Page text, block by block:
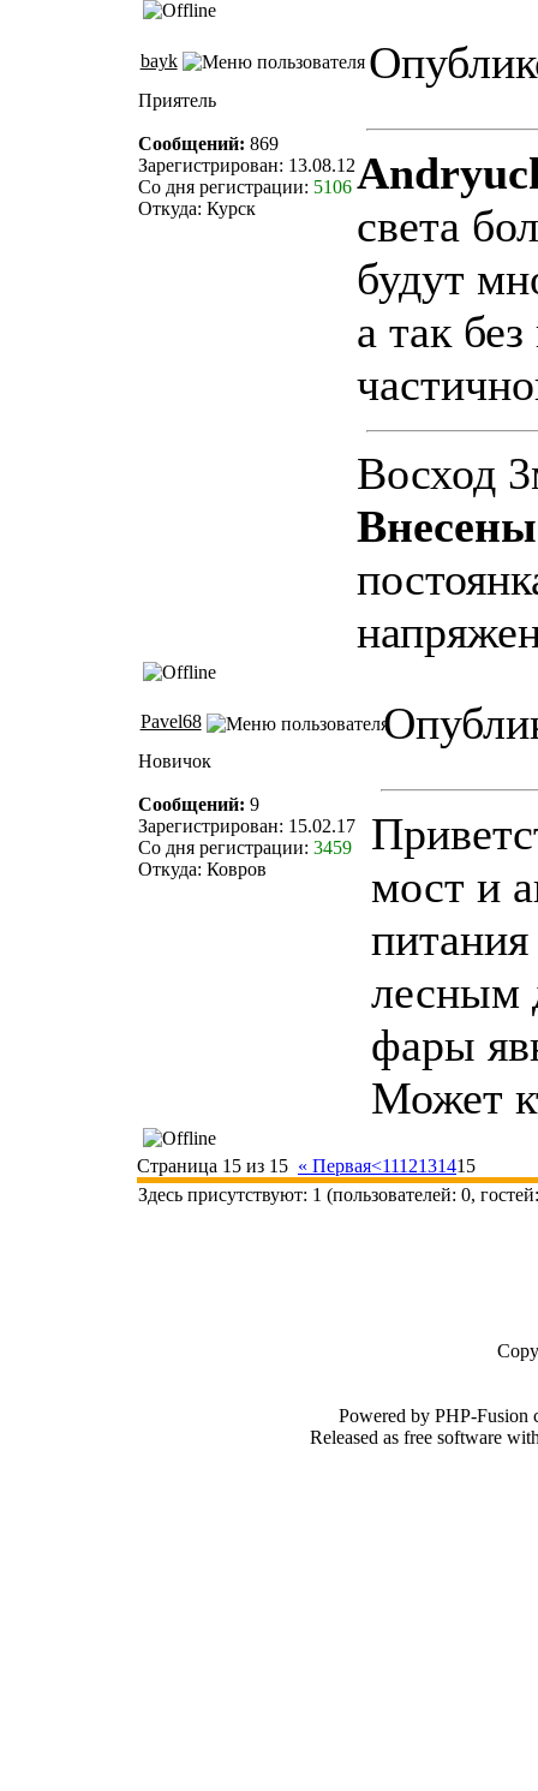
bayk
Приятель
Сообщений: 869
Зарегистрирован: 13.08.12
Со дня регистрации: 5106
Откуда: Курск
света
будут
а так
Восход
Pavel68
Новичок
Сообщений: 9
Зарегистрирован: 15.02.17
Со дня регистрации: 3459
Откуда: Ковров
мост и
лесным
фары
Может
Страница 15 из 15 « Первая<1112131415
Здесь присутствуют: 1 (пользователей: 0,
Powered by PHP-
Released as free software